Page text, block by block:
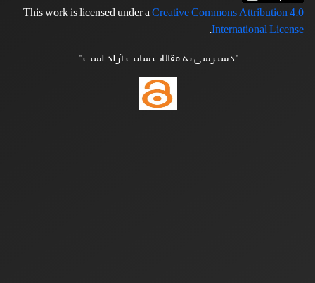
This work is licensed under aCreative Commons Attribution 4.0
International License
.
"دسترسی به مقالات سایت آزاد است"